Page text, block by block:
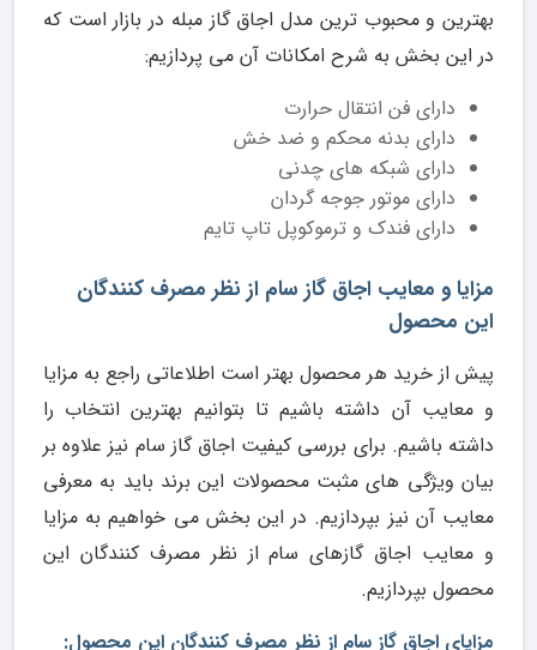
بهترین و محبوب ترین مدل اجاق گاز مبله در بازار است که
در این بخش به شرح امکانات آن می پردازیم:
دارای فن انتقال حرارت
دارای بدنه محکم و ضد خش
دارای شبکه های چدنی
دارای موتور جوجه گردان
دارای فندک و ترموکوپل تاپ تایم
مزایا و معایب اجاق گاز سام از نظر مصرف کنندگان
این محصول
پیش از خرید هر محصول بهتر است اطلاعاتی راجع به مزایا
و معایب آن داشته باشیم تا بتوانیم بهترین انتخاب را
داشته باشیم. برای بررسی کیفیت اجاق گاز سام نیز علاوه بر
بیان ویژگی های مثبت محصولات این برند باید به معرفی
معایب آن نیز بپردازیم. در این بخش می خواهیم به مزایا
و معایب اجاق گازهای سام از نظر مصرف کنندگان این
محصول بپردازیم.
مزایای اجاق گاز سام از نظر مصرف کنندگان این محصول: